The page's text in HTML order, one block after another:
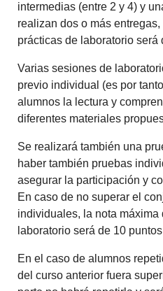
intermedias (entre 2 y 4) y
realizan dos o más
prácticas de laboratorio será
Varias sesiones de
previo individual (es por
alumnos la lectura y
diferentes materiales
Se realizará también una
haber también pruebas
asegurar la participación y
En caso de no superar el
individuales, la nota máxima
laboratorio será de 10
En el caso de alumnos
del curso anterior fuera